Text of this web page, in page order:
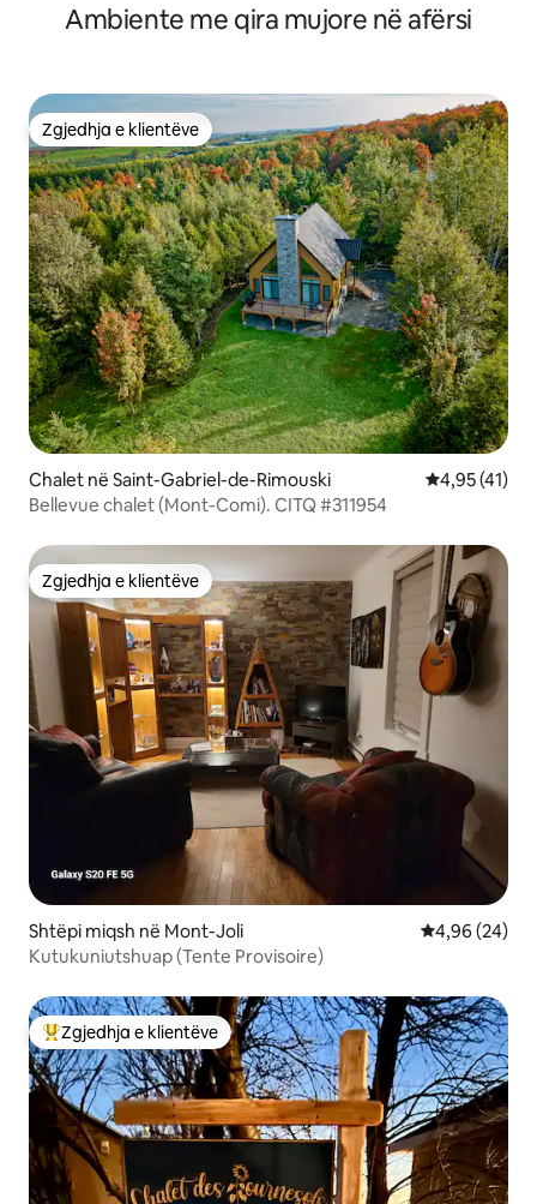
Ambiente me qira mujore në afërsi
Zgjedhja e klientëve
Zgjedhja e klientëve
Chalet në Saint-Gabriel-de-Rimouski Vlerësimi
4,95 (41)
Bellevue chalet (Mont-Comi). CITQ #311954
Zgjedhja e klientëve
Zgjedhja e klientëve
Shtëpi miqsh në Mont-Joli Vlerësimi
4,96 (24)
Kutukuniutshuap (Tente Provisoire)
Më të mirat e zgjedhjeve të klientëve
Zgjedhja e klientëve